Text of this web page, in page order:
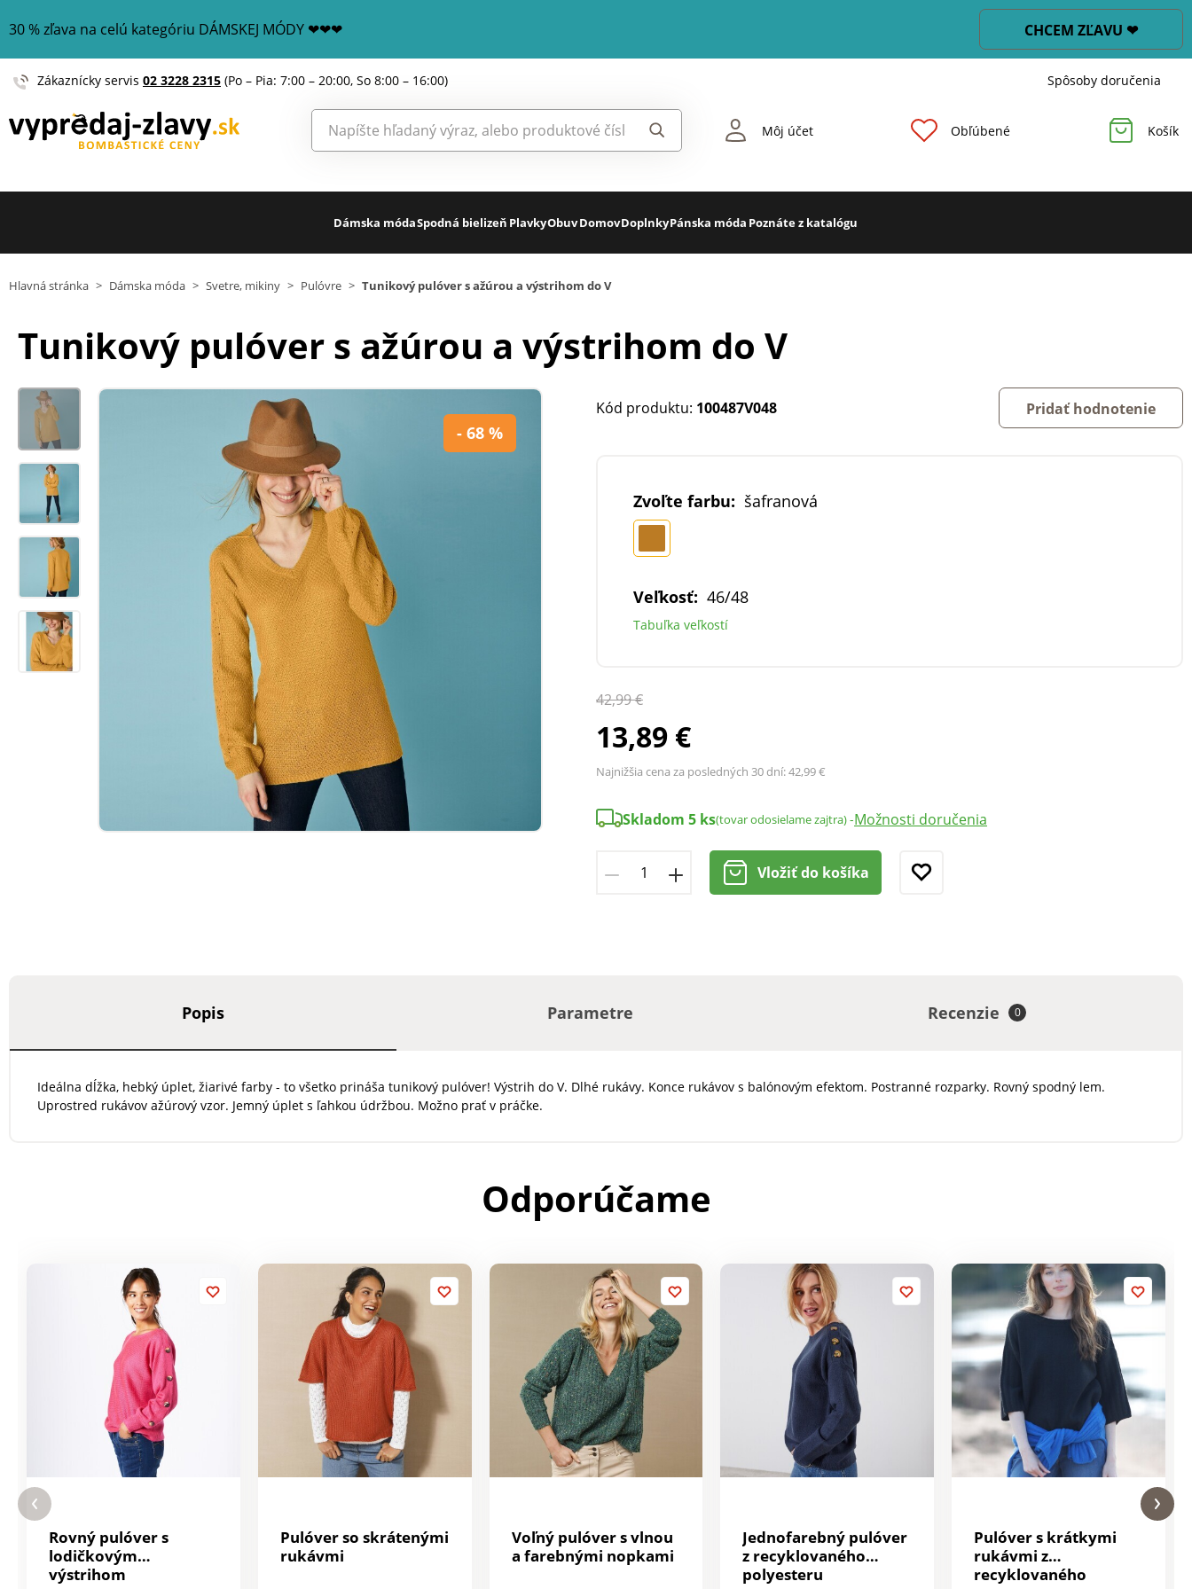
30 % zľava na celú kategóriu DÁMSKEJ MÓDY ❤❤❤ CHCEM ZĽAVU ❤
Zákaznícky servis 02 3228 2315 (Po – Pia: 7:00 – 20:00, So 8:00 – 16:00) Spôsoby doručenia
Môj účet Obľúbené Košík
Dámska módaSpodná bielizeň PlavkyObuvDomovDoplnkyPánska móda Poznáte z katalógu
Hlavná stránka > Dámska móda > Svetre, mikiny > Pulóvre > Tunikový pulóver s ažúrou a výstrihom do V
Tunikový pulóver s ažúrou a výstrihom do V
- 68 %
Kód produktu: 100487V048 Pridať hodnotenie
Zvoľte farbu: šafranová
Veľkosť: 46/48
Tabuľka veľkostí
42,99 €
13,89 €
Najnižšia cena za posledných 30 dní:42,99 €
Skladom 5 ks(tovar odosielame zajtra)-Možnosti doručenia
Vložiť do košíka
Popis Parametre Recenzie 0
Ideálna dĺžka, hebký úplet, žiarivé farby - to všetko prináša tunikový pulóver! Výstrih do V. Dlhé rukávy. Konce rukávov s balónovým efektom. Postranné rozparky. Rovný spodný lem.
Uprostred rukávov ažúrový vzor. Jemný úplet s ľahkou údržbou. Možno prať v práčke.
Odporúčame
Rovný pulóver s
lodičkovým
výstrihom
Pulóver so skrátenými
rukávmi
Voľný pulóver s vlnou
a farebnými nopkami
Jednofarebný pulóver
z recyklovaného
polyesteru
Pulóver s krátkymi
rukávmi z
recyklovaného